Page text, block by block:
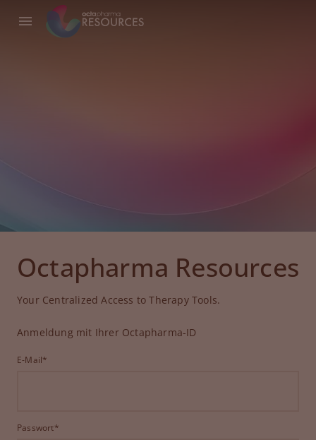
Octapharma Resources
Your Centralized Access to Therapy Tools.
Anmeldung mit Ihrer Octapharma-ID
E-Mail*
Passwort*